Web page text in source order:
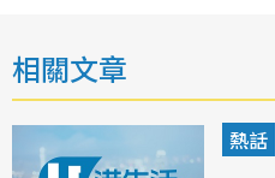
相關文章
熱話